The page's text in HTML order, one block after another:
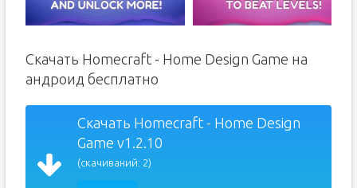
Скачать Homecraft - Home Design Game на
андроид бесплатно
Скачать Homecraft - Home Design
Game v1.2.10
(скачиваний: 2)